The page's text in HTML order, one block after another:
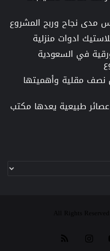
مدى نجاح وربح المشروع
ادوات منزلية
في السعودية
مقلية وأهميتها
طبيعية يعدها مكتب
‫YouTube انستقرام